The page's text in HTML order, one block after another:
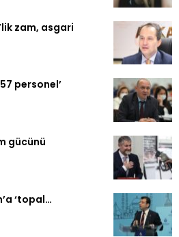
zam, asgari
personel’
gücünü
‘topal…